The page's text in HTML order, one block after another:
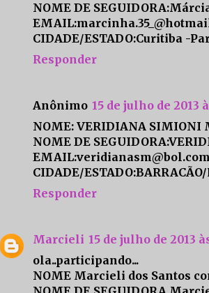
NOME DE
CIDADE/ESTADO:Curitiba -
Responder
Anônimo 15 de julho de 2013
NOME: VERIDIANA SIMIONI
NOME DE
CIDADE/ESTADO:BARRACÃO/
Responder
Marcieli 15 de julho de 2013
ola..participando...
NOME Marcieli dos Santos